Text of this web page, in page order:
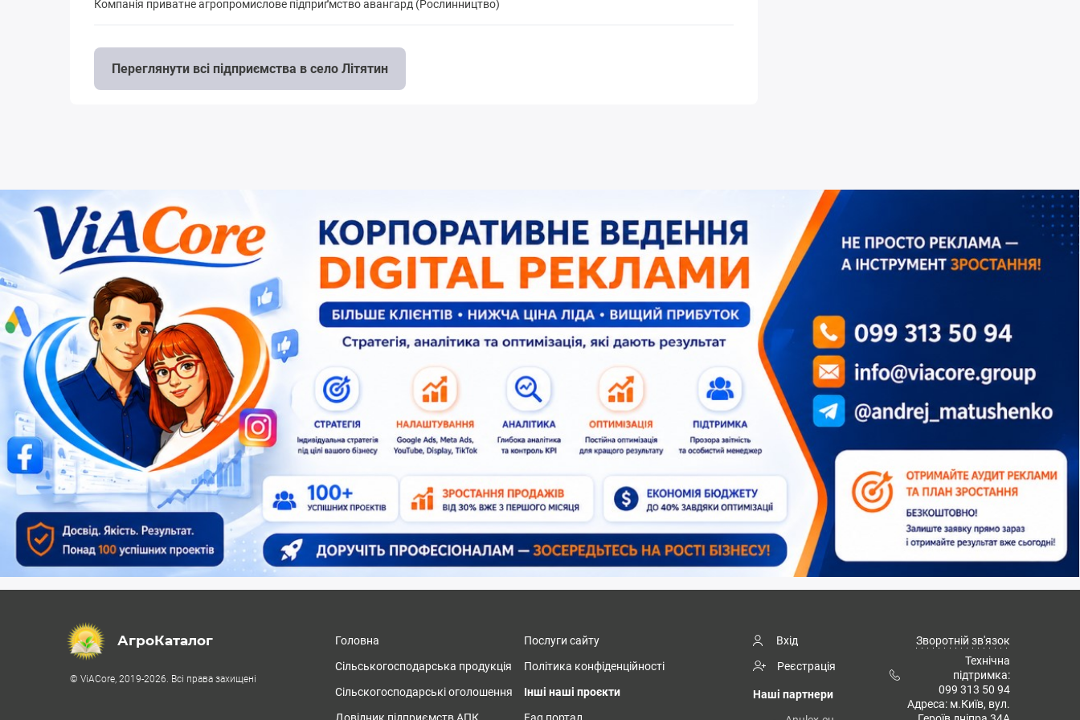
Компанія приватне агропромислове пiдприґмство авангард (Рослинництво)
Переглянути всі підприємства в село Літятин
АгроКаталог
© ViACore, 2019-2026. Всі права захищені
Головна
Сільськогосподарська продукція
Сільскогосподарські оголошення
Послуги сайту
Політика конфіденційності
Інші наші проєкти
Вхід
Реєстрація
Наші партнери
Зворотній зв'язок
Технічна
підтримка:
099 313 50 94
Адреса: м.Київ, вул.